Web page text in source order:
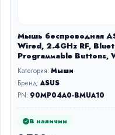
Мышь беспроводная
Wired, 2.4GHz RF,
Prograммable Buttons,
Категория:Мыши
Бренд:ASUS
PN: 90MP04A0-BMUA10
В наличии